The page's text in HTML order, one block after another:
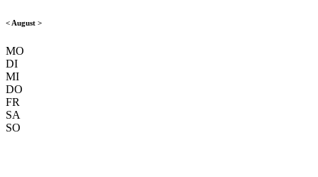
< August >
MO
DI
MI
DO
FR
SA
SO